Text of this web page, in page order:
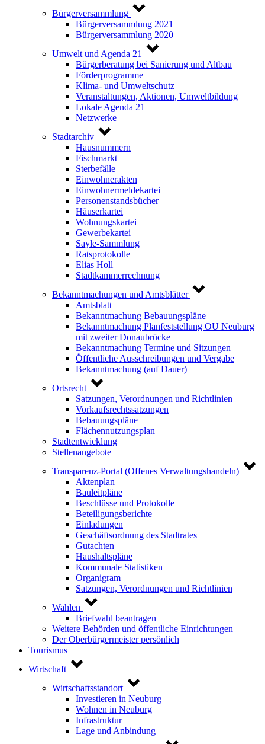
Bürgerversammlung
Bürgerversammlung 2021
Bürgerversammlung 2020
Umwelt und Agenda 21
Bürgerberatung bei Sanierung und Altbau
Förderprogramme
Klima- und Umweltschutz
Veranstaltungen, Aktionen, Umweltbildung
Lokale Agenda 21
Netzwerke
Stadtarchiv
Hausnummern
Fischmarkt
Sterbefälle
Einwohnerakten
Einwohnermeldekartei
Personenstandsbücher
Häuserkartei
Wohnungskartei
Gewerbekartei
Sayle-Sammlung
Ratsprotokolle
Elias Holl
Stadtkammerrechnung
Bekanntmachungen und Amtsblätter
Amtsblatt
Bekanntmachung Bebauungspläne
Bekanntmachung Planfeststellung OU Neuburg
mit zweiter Donaubrücke
Bekanntmachung Termine und Sitzungen
Öffentliche Ausschreibungen und Vergabe
Bekanntmachung (auf Dauer)
Ortsrecht
Satzungen, Verordnungen und Richtlinien
Vorkaufsrechtssatzungen
Bebauungspläne
Flächennutzungsplan
Stadtentwicklung
Stellenangebote
Transparenz-Portal (Offenes Verwaltungshandeln)
Aktenplan
Bauleitpläne
Beschlüsse und Protokolle
Beteiligungsberichte
Einladungen
Geschäftsordnung des Stadtrates
Gutachten
Haushaltspläne
Kommunale Statistiken
Organigram
Satzungen, Verordnungen und Richtlinien
Wahlen
Briefwahl beantragen
Weitere Behörden und öffentliche Einrichtungen
Der Oberbürgermeister persönlich
Tourismus
Wirtschaft
Wirtschaftsstandort
Investieren in Neuburg
Wohnen in Neuburg
Infrastruktur
Lage und Anbindung